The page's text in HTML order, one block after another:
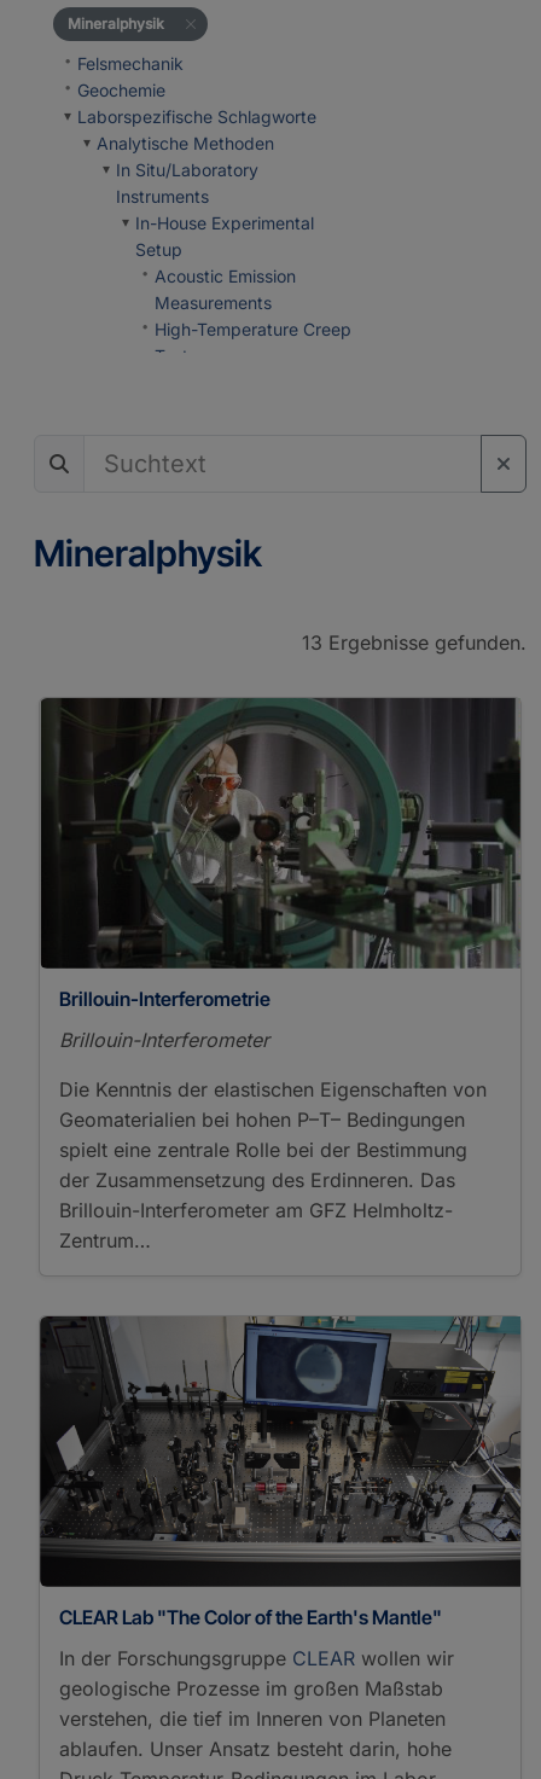
Mineralphysik
Felsmechanik
Geochemie
Laborspezifische Schlagworte
Analytische Methoden
In Situ/Laboratory
Instruments
In-House Experimental
Setup
Acoustic Emission
Measurements
High-Temperature Creep
Tests
Measurements
Spectrometers/Radiometers
Brillouin Spectroscopy
Optical Spectroscopy
X-Ray/Gamma Ray
Detectors
Einkristall-
Röntgendiffraktometrie
Laue Verfahren
X-Ray Powder
Diffraction
Geo.X Joint Lab
Multi-Anvil Module
Piston Cylinder Apparatus
Piston Cylinder Module
Mineralogie
Physikalische Eigenschaften von
Mineralphysik
13 Ergebnisse gefunden.
Brillouin-Interferometrie
Brillouin-Interferometer
Die Kenntnis der elastischen Eigenschaften von
Geomaterialien bei hohen P–T– Bedingungen
spielt eine zentrale Rolle bei der Bestimmung
der Zusammensetzung des Erdinneren. Das
Brillouin-Interferometer am GFZ Helmholtz-
Zentrum…
CLEAR Lab "The Color of the Earth's Mantle"
In der Forschungsgruppe CLEAR wollen wir
geologische Prozesse im großen Maßstab
verstehen, die tief im Inneren von Planeten
ablaufen. Unser Ansatz besteht darin, hohe